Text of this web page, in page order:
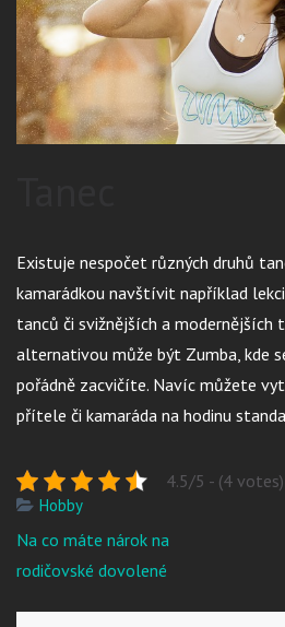
Existuje nespočet různých druhů
kamarádkou navštívit například
tanců či svižnějších a modernějších
alternativou může být Zumba, kde
pořádně zacvičíte. Navíc můžete
přítele či kamaráda na hodinu
4.5/5 - (4 votes)
Hobby
Navigace
pro
Na co máte nárok na
rodičovské dovolené